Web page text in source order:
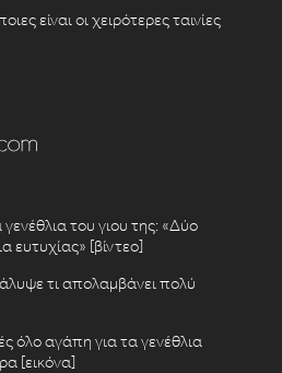
είναι οι χειρότερες ταινίες
του γιου της: «Δύο
ευτυχίας» [βίντεο]
τι απολαμβάνει πολύ
όλο αγάπη για τα γενέθλια
[εικόνα]